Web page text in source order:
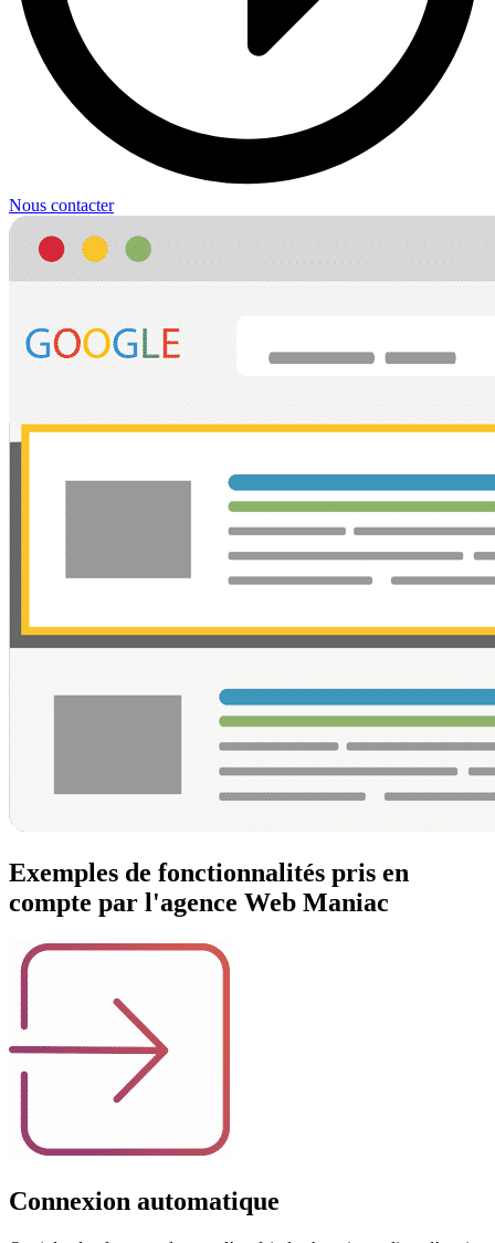
Nous contacter
Exemples de fonctionnalités pris en
compte par l'agence Web Maniac
Connexion automatique